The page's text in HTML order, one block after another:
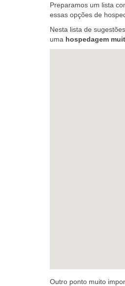
Preparamos um lista
essas opções de
Nesta lista de
uma hospedagem
Outro ponto muito